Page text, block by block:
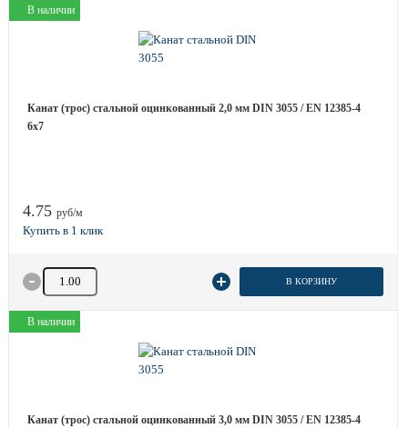
В наличии
Канат (трос) стальной оцинкованный 2,0 мм DIN 3055 / EN 12385-4
6x7
4.75 руб/м
Количество товара В КОРЗИНУ
В наличии
Канат (трос) стальной оцинкованный 3,0 мм DIN 3055 / EN 12385-4